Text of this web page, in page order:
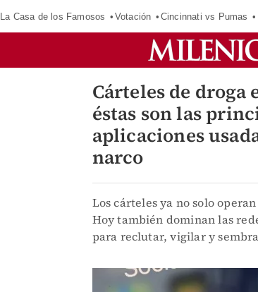
La Casa de los Famosos Votación Cincinnati vs Pumas
Cárteles de droga
éstas son las
aplicaciones
narco
Los cárteles ya no solo
Hoy también dominan las
para reclutar, vigilar y